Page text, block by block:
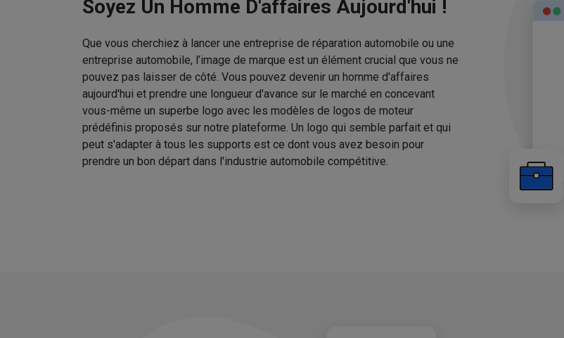
Soyez Un Homme D'affaires Aujourd'hui !
Que vous cherchiez à lancer une entreprise de réparation automobile ou une
entreprise automobile, l’image de marque est un élément crucial que vous ne
pouvez pas laisser de côté. Vous pouvez devenir un homme d'affaires
aujourd'hui et prendre une longueur d'avance sur le marché en concevant
vous-même un superbe logo avec les modèles de logos de moteur
prédéfinis proposés sur notre plateforme. Un logo qui semble parfait et qui
peut s'adapter à tous les supports est ce dont vous avez besoin pour
prendre un bon départ dans l'industrie automobile compétitive.